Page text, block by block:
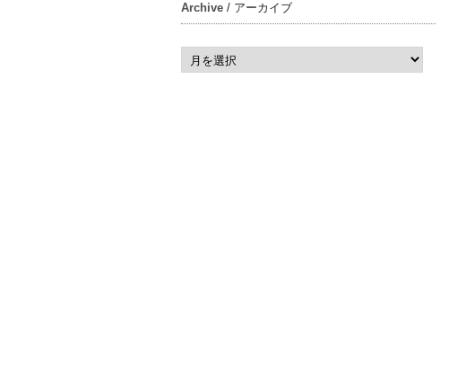
Archive / アーカイブ